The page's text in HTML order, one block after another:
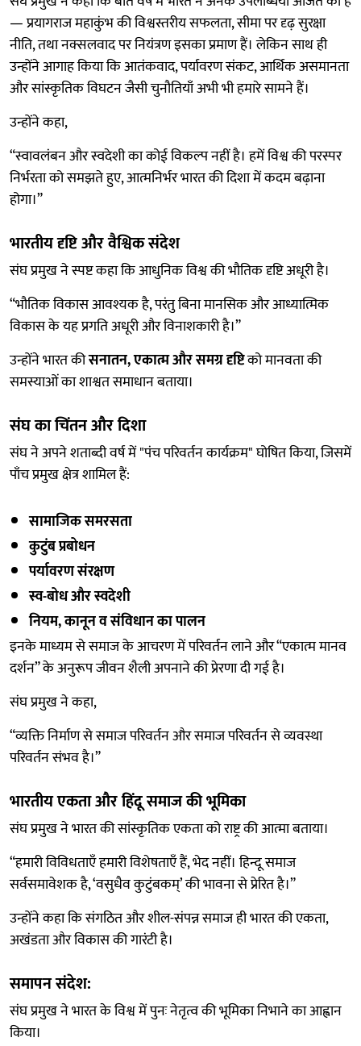
— प्रयागराज महाकुंभ की विश्वस्तरीय सफलता, सीमा पर दृढ़ सुरक्षा
नीति, तथा नक्सलवाद पर नियंत्रण इसका प्रमाण हैं। लेकिन साथ ही
उन्होंने आगाह किया कि आतंकवाद, पर्यावरण संकट, आर्थिक असमानता
और सांस्कृतिक विघटन जैसी चुनौतियाँ अभी भी हमारे सामने हैं।
उन्होंने कहा,
“स्वावलंबन और स्वदेशी का कोई विकल्प नहीं है। हमें विश्व की परस्पर
निर्भरता को समझते हुए, आत्मनिर्भर भारत की दिशा में कदम बढ़ाना
होगा।”
भारतीय दृष्टि और वैश्विक संदेश
संघ प्रमुख ने स्पष्ट कहा कि आधुनिक विश्व की भौतिक दृष्टि अधूरी है।
“भौतिक विकास आवश्यक है, परंतु बिना मानसिक और आध्यात्मिक
विकास के यह प्रगति अधूरी और विनाशकारी है।”
उन्होंने भारत कीसनातन, एकात्म और समग्र दृष्टिको मानवता की
समस्याओं का शाश्वत समाधान बताया।
संघ का चिंतन और दिशा
संघ ने अपने शताब्दी वर्ष में "पंच परिवर्तन कार्यक्रम" घोषित किया, जिसमें
पाँच प्रमुख क्षेत्र शामिल हैं:
सामाजिक समरसता
कुटुंब प्रबोधन
पर्यावरण संरक्षण
स्व-बोध और स्वदेशी
नियम, कानून व संविधान का पालन
इनके माध्यम से समाज के आचरण में परिवर्तन लाने और “एकात्म मानव
दर्शन” के अनुरूप जीवन शैली अपनाने की प्रेरणा दी गई है।
संघ प्रमुख ने कहा,
“व्यक्ति निर्माण से समाज परिवर्तन और समाज परिवर्तन से व्यवस्था
परिवर्तन संभव है।”
भारतीय एकता और हिंदू समाज की भूमिका
संघ प्रमुख ने भारत की सांस्कृतिक एकता को राष्ट्र की आत्मा बताया।
“हमारी विविधताएँ हमारी विशेषताएँ हैं, भेद नहीं। हिन्दू समाज
सर्वसमावेशक है, ‘वसुधैव कुटुंबकम्’ की भावना से प्रेरित है।”
उन्होंने कहा कि संगठित और शील-संपन्न समाज ही भारत की एकता,
अखंडता और विकास की गारंटी है।
समापन संदेश:
संघ प्रमुख ने भारत के विश्व में पुनः नेतृत्व की भूमिका निभाने का आह्वान
किया।